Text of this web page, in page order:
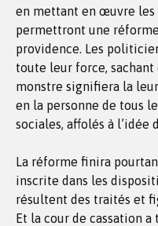
en mettant en œuvre les
permettront une
providence. Les
toute leur force,
monstre signifiera la
en la personne de tous
sociales, affolés à l’idée
La réforme finira
inscrite dans les
résultent des traités et
Et la cour de cassation